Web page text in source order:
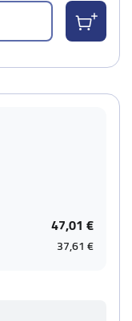
47,01 €
37,61 €